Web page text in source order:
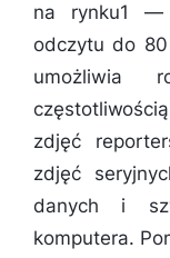
na rynku1 —
odczytu do
umożliwia
zdjęć
zdjęć
danych i
komputera.